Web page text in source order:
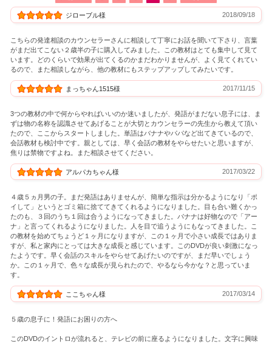
ジローブル様 2018/09/18
こちらの発達相談のカウンセラーさんに相談して丁寧にお話を聞いて下さり、言葉
がまだ出てこない２歳半の子に購入してみました。この教材はとても集中して見て
います。どのくらいで効果が出てくるのかまだわかりませんが、よく見てくれてい
るので、また相談しながら、他の教材にもステップアップしてみたいです。
まっちゃん1515様 2017/11/15
3つの教材の中で何からやればいいのか迷いましたが、発語がまだない息子には、ま
ずは物の名称を認識させてあげることが大切とカウンセラーの先生から教えて頂い
たので、ここからスタートしました。単語はバナナやパパなど出てきているので、
会話教材も検討中です。親としては、早く会話の教材をやらせたいと思いますが、
焦りは禁物ですよね。また相談させてください。
アルパカちゃん様 2017/03/22
４歳５ヵ月男の子。まだ発語はありませんが、簡単な指示は分かるようになり「ポ
イして」というとゴミ箱に捨ててきてくれるようになりました。目も合い難くかっ
たのも、３回のうち１回は合うようになってきました。バナナは好物なので「アー
ナ」と言ってくれるようになりました。人を目で追うようにもなってきました。こ
の教材を始めてちょうど１ヶ月になりますが、この１ヶ月で小さい成長ではありま
すが、私と家内にとっては大きな成長と感じています。このDVDが良い刺激になっ
たようです。早く会話のスキルをやらせてあげたいのですが、まだ早いでしょう
か。この１ヶ月で、色々な成長が見られたので、やるなら今かな？と思っていま
す。
ここちゃん様 2017/03/14
５歳の息子に！発語にお困りの方へ
このDVDのイントロが流れると、テレビの前に座るようになりました。文字に興味